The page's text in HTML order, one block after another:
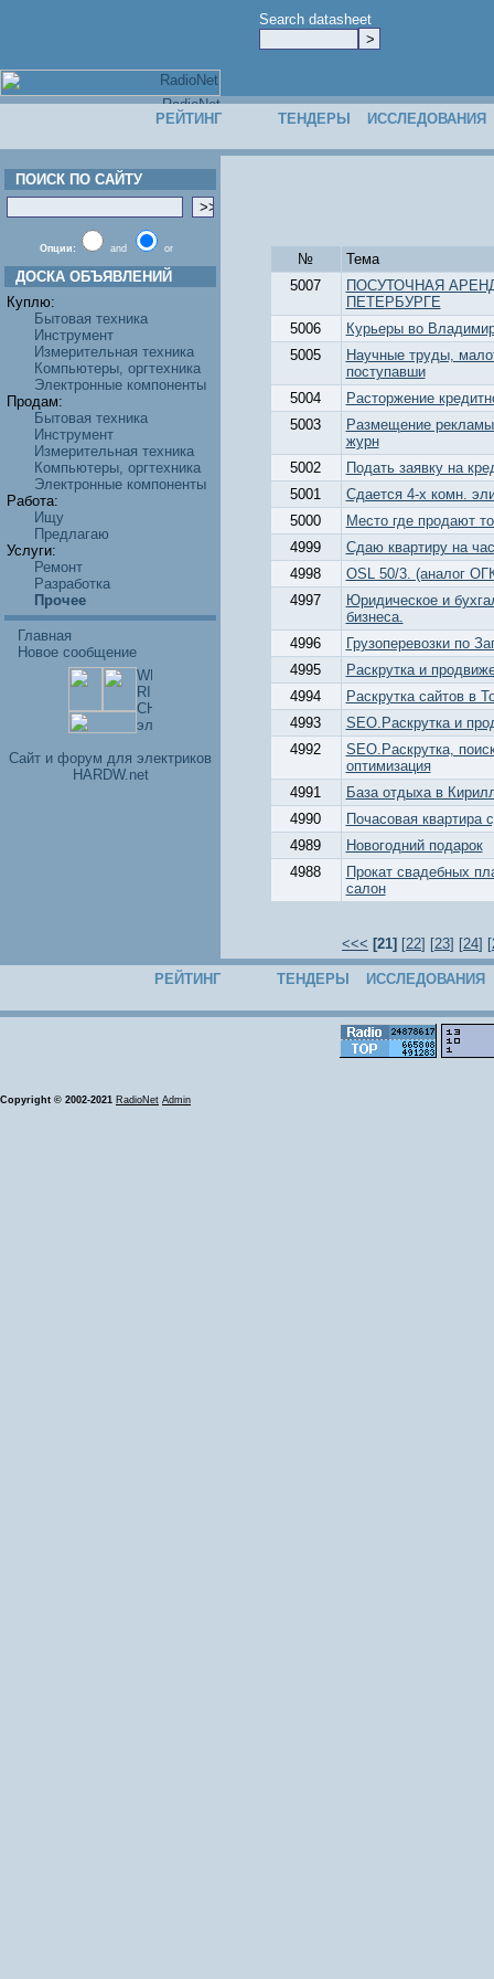
Search datasheet
РЕЙТИНГ ТЕНДЕРЫ ИССЛЕДОВАНИЯ
ПОИСК ПО САЙТУ
Опции: and or
ДОСКА ОБЪЯВЛЕНИЙ
Куплю:
Бытовая техника
Инструмент
Измерительная техника
Компьютеры, оргтехника
Электронные компоненты
Продам:
Бытовая техника
Инструмент
Измерительная техника
Компьютеры, оргтехника
Электронные компоненты
Работа:
Ищу
Предлагаю
Услуги:
Ремонт
Разработка
Прочее
Главная
Новое сообщение
Cайт и форум для электриков
HARDW.net
№
Тема
5007
ПОСУТОЧНАЯ
ПЕТЕРБУРГЕ
5006
Курьеры во
5005
Научные труды,
поступавши
5004
Расторжение
5003
Размещение
журн
5002
Подать заявку на
5001
Cдается 4-х комн.
5000
Место где продают
4999
Сдаю квартиру на
4998
OSL 50/3. (аналог
4997
Юридическое и
бизнеса.
4996
Грузоперевозки по
4995
Раскрутка и
4994
Раскрутка сайтов в
4993
SEO.Раскрутка и
4992
SEO.Раскрутка,
оптимизация
4991
База отдыха в
4990
Почасовая квартира
4989
Новогодний подарок
4988
Прокат свадебных
салон
<<< [21] [22] [23] [24] [
РЕЙТИНГ ТЕНДЕРЫ ИССЛЕДОВАНИЯ
Copyright © 2002-2021 RadioNet Admin